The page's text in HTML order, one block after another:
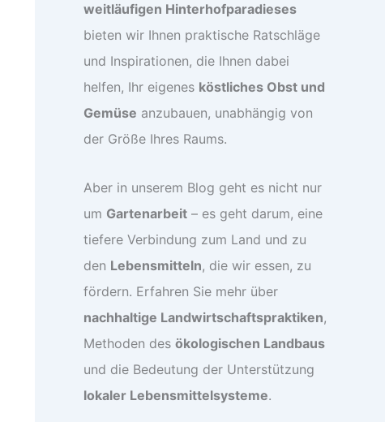
weitläufigen Hinterhofparadieses
bieten wir Ihnen praktische Ratschläge
und Inspirationen, die Ihnen dabei
helfen, Ihr eigenes köstliches Obst und
Gemüse anzubauen, unabhängig von
der Größe Ihres Raums.
Aber in unserem Blog geht es nicht nur
um Gartenarbeit – es geht darum, eine
tiefere Verbindung zum Land und zu
den Lebensmitteln, die wir essen, zu
fördern. Erfahren Sie mehr über
nachhaltige Landwirtschaftspraktiken,
Methoden des ökologischen Landbaus
und die Bedeutung der Unterstützung
lokaler Lebensmittelsysteme.